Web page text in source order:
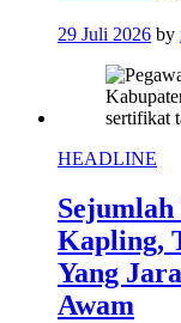
29 Juli 2026 by
HEADLINE
Kapling,
Yang
Awam